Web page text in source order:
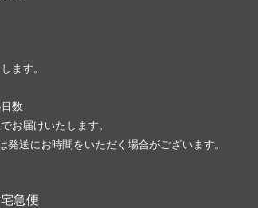
ます。
数
お届けいたします。
発送にお時間をいただく場合がございます。
急便